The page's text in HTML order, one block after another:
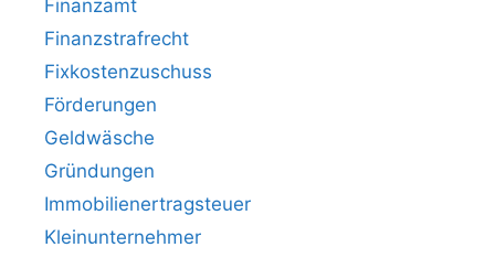
Finanzamt
Finanzstrafrecht
Fixkostenzuschuss
Förderungen
Geldwäsche
Gründungen
Immobilienertragsteuer
Kleinunternehmer